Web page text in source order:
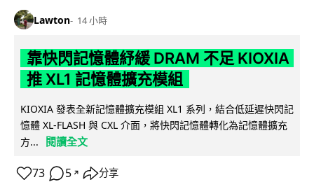
Lawton 14 小時
靠快閃記憶體紓緩 DRAM 不足 KIOXIA
推 XL1 記憶體擴充模組
KIOXIA 發表全新記憶體擴充模組 XL1 系列，結合低延遲快閃記
憶體 XL-FLASH 與 CXL 介面，將快閃記憶體轉化為記憶體擴充
方...
閱讀全文
73 5 ↗ 分享